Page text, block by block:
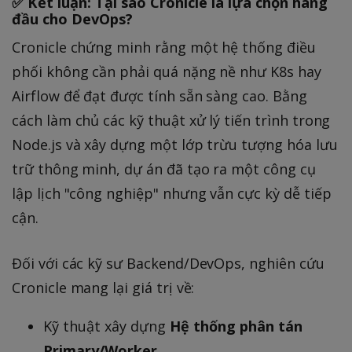
đầu cho DevOps?
Cronicle chứng minh rằng một hệ thống điều
phối không cần phải quá nặng nề như K8s hay
Airflow để đạt được tính sẵn sàng cao. Bằng
cách làm chủ các kỹ thuật xử lý tiến trình trong
Node.js và xây dựng một lớp trừu tượng hóa lưu
trữ thông minh, dự án đã tạo ra một công cụ
lập lịch "công nghiệp" nhưng vẫn cực kỳ dễ tiếp
cận.
Đối với các kỹ sư Backend/DevOps, nghiên cứu
Cronicle mang lại giá trị về:
Kỹ thuật xây dựng Hệ thống phân tán